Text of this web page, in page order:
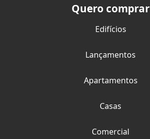
Quero comprar
Edifícios
Lançamentos
Apartamentos
Casas
Comercial